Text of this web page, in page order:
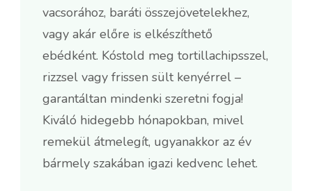
vacsorához, baráti összejövetelekhez,
vagy akár előre is elkészíthető
ebédként. Kóstold meg tortillachipsszel,
rizzsel vagy frissen sült kenyérrel –
garantáltan mindenki szeretni fogja!
Kiváló hidegebb hónapokban, mivel
remekül átmelegít, ugyanakkor az év
bármely szakában igazi kedvenc lehet.